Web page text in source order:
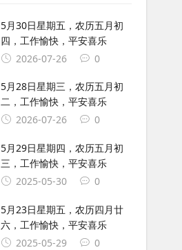
5月30日星期五，农历五月初
四，工作愉快，平安喜乐
2026-07-26
0
5月28日星期三，农历五月初
二，工作愉快，平安喜乐
2026-07-26
0
5月29日星期四，农历五月初
三，工作愉快，平安喜乐
2025-05-30
0
5月23日星期五，农历四月廿
六，工作愉快，平安喜乐
2025-05-29
0